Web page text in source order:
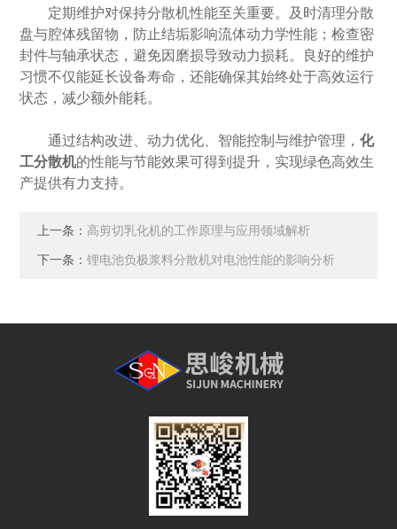
定期维护对保持分散机性能至关重要。及时清理分散
盘与腔体残留物，防止结垢影响流体动力学性能；检查密
封件与轴承状态，避免因磨损导致动力损耗。良好的维护
习惯不仅能延长设备寿命，还能确保其始终处于高效运行
状态，减少额外能耗。
通过结构改进、动力优化、智能控制与维护管理，化
工分散机的性能与节能效果可得到提升，实现绿色高效生
产提供有力支持。
上一条： 高剪切乳化机的工作原理与应用领域解析
下一条：锂电池负极浆料分散机对电池性能的影响分析